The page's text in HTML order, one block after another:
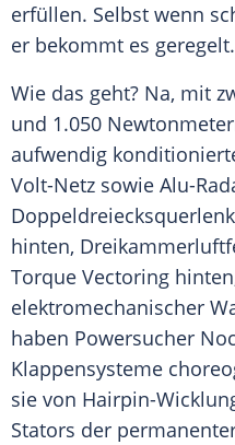
erfüllen. Selbst wenn
er bekommt es geregelt.
Wie das geht? Na, mit
und 1.050
aufwendig
Volt-Netz sowie Alu-
hinten,
Torque Vectoring
elektromechanischer
haben Powersucher
Klappensysteme
sie von Hairpin-
Stators der